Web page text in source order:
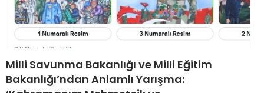
Milli Savunma Bakanlığı ve Milli Eğitim
Bakanlığı’ndan Anlamlı Yarışma: